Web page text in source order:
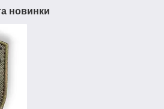
новинки